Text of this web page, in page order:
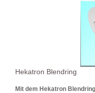
Hekatron Blendring
Mit dem Hekatron